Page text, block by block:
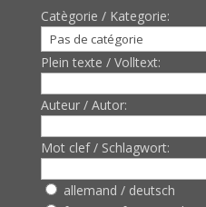
Catègorie / Kategorie:
Plein texte / Volltext:
Auteur / Autor:
Mot clef / Schlagwort:
allemand / deutsch